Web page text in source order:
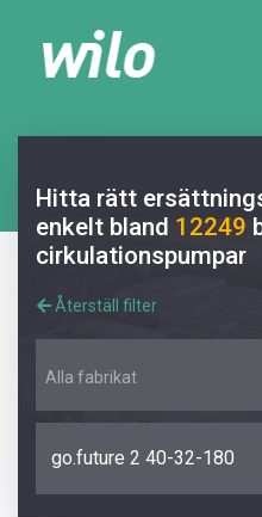
Hitta rätt
enkelt bland 12249
cirkulationspumpar
Återställ filter
Alla fabrikat
go.future 2 40-32-180